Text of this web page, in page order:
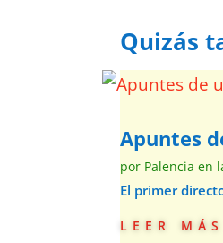
Quizás
Apuntes
por Palencia en
El primer
leer más